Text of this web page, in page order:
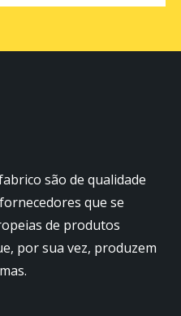
são de qualidade
que se
de produtos
por sua vez, produzem